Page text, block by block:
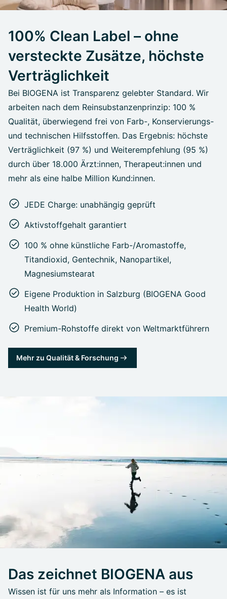
100% Clean Label – ohne
versteckte Zusätze, höchste
Verträglichkeit
Bei BIOGENA ist Transparenz gelebter Standard. Wir
arbeiten nach dem Reinsubstanzenprinzip: 100 %
Qualität, überwiegend frei von Farb-, Konservierungs-
und technischen Hilfsstoffen. Das Ergebnis: höchste
Verträglichkeit (97 %) und Weiterempfehlung (95 %)
durch über 18.000 Ärzt:innen, Therapeut:innen und
mehr als eine halbe Million Kund:innen.
JEDE Charge: unabhängig geprüft
Aktivstoffgehalt garantiert
100 % ohne künstliche Farb-/Aromastoffe,
Titandioxid, Gentechnik, Nanopartikel,
Magnesiumstearat
Eigene Produktion in Salzburg (BIOGENA Good
Health World)
Premium-Rohstoffe direkt von Weltmarktführern
Mehr zu Qualität & Forschung
Das zeichnet BIOGENA aus
Wissen ist für uns mehr als Information – es ist